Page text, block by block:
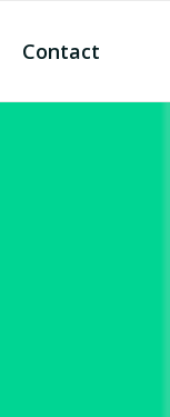
Contact